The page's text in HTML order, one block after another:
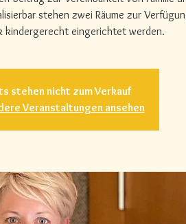
stehen zwei Räume zur
kindergerecht eingerichtet werden.
stehen nicht zum Verkauf
Veranstaltungen ansehen